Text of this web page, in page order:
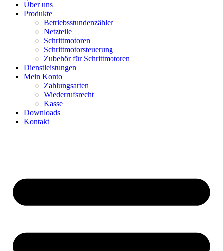
Über uns
Produkte
Betriebsstundenzähler
Netzteile
Schrittmotoren
Schrittmotorsteuerung
Zubehör für Schrittmotoren
Dienstleistungen
Mein Konto
Zahlungsarten
Wiederrufsrecht
Kasse
Downloads
Kontakt